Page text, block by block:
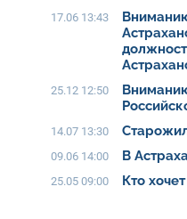
17.06 13:43
25.12 12:50
14.07 13:30
09.06 14:00 В
25.05 09:00 Кто